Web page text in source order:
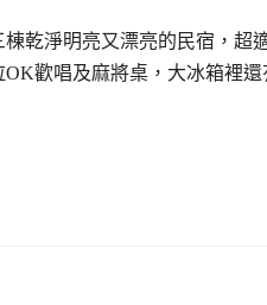
乾淨明亮又漂亮的民宿，超
歡唱及麻將桌，大冰箱裡